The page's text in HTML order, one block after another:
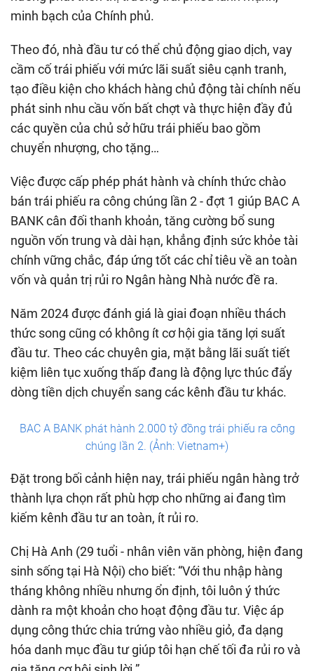
minh bạch của Chính phủ.
Theo đó, nhà đầu tư có thể chủ động giao dịch, vay
cầm cố trái phiếu với mức lãi suất siêu cạnh tranh,
tạo điều kiện cho khách hàng chủ động tài chính nếu
phát sinh nhu cầu vốn bất chợt và thực hiện đầy đủ
các quyền của chủ sở hữu trái phiếu bao gồm
chuyển nhượng, cho tặng…
Việc được cấp phép phát hành và chính thức chào
bán trái phiếu ra công chúng lần 2 - đợt 1 giúp BAC A
BANK cân đối thanh khoản, tăng cường bổ sung
nguồn vốn trung và dài hạn, khẳng định sức khỏe tài
chính vững chắc, đáp ứng tốt các chỉ tiêu về an toàn
vốn và quản trị rủi ro Ngân hàng Nhà nước đề ra.
Năm 2024 được đánh giá là giai đoạn nhiều thách
thức song cũng có không ít cơ hội gia tăng lợi suất
đầu tư. Theo các chuyên gia, mặt bằng lãi suất tiết
kiệm liên tục xuống thấp đang là động lực thúc đẩy
dòng tiền dịch chuyển sang các kênh đầu tư khác.
BAC A BANK phát hành 2.000 tỷ đồng trái phiếu ra công
chúng lần 2. (Ảnh: Vietnam+)
Đặt trong bối cảnh hiện nay, trái phiếu ngân hàng trở
thành lựa chọn rất phù hợp cho những ai đang tìm
kiếm kênh đầu tư an toàn, ít rủi ro.
Chị Hà Anh (29 tuổi - nhân viên văn phòng, hiện đang
sinh sống tại Hà Nội) cho biết: “Với thu nhập hàng
tháng không nhiều nhưng ổn định, tôi luôn ý thức
dành ra một khoản cho hoạt động đầu tư. Việc áp
dụng công thức chia trứng vào nhiều giỏ, đa dạng
hóa danh mục đầu tư giúp tôi hạn chế tối đa rủi ro và